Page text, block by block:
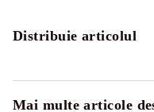
Distribuie articolul
Mai multe articole